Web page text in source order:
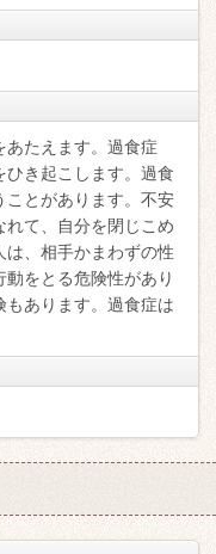
あたえます。過食症
ひき起こします。過食
ことがあります。不安
れて、自分を閉じこめ
は、相手かまわずの性
をとる危険性があり
もあります。過食症は